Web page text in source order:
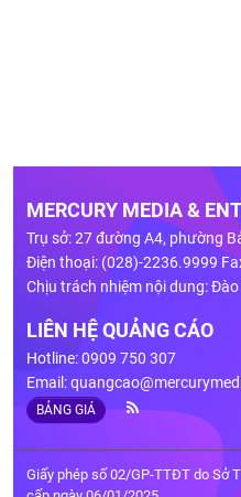
MERCURY MEDIA &
Trụ sở: 27 đường A4, phường
Điện thoại: (028)-2236.9999
Chịu trách nhiệm nội dung:
LIÊN HỆ QUẢNG CÁO
Hotline: 0909 750 307
Email:
BẢNG GIÁ
Giấy phép số 02/GP-TTĐT do Sở